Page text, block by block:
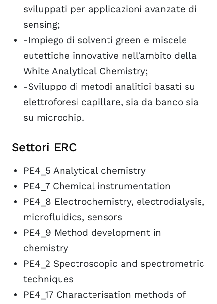
sviluppati per applicazioni avanzate di
sensing;
-Impiego di solventi green e miscele
eutettiche innovative nell’ambito della
White Analytical Chemistry;
-Sviluppo di metodi analitici basati su
elettroforesi capillare, sia da banco sia
su microchip.
Settori ERC
PE4_5 Analytical chemistry
PE4_7 Chemical instrumentation
PE4_8 Electrochemistry, electrodialysis,
microfluidics, sensors
PE4_9 Method development in
chemistry
PE4_2 Spectroscopic and spectrometric
techniques
PE4_17 Characterisation methods of